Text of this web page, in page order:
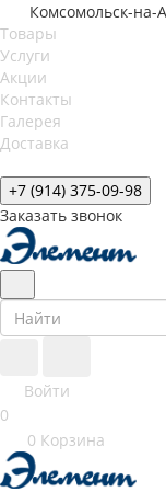
Комсомольск-на-
Товары
Услуги
Акции
Контакты
Галерея
Доставка
+7 (914) 375-09-98
Заказать звонок
Войти
0
0 Корзина